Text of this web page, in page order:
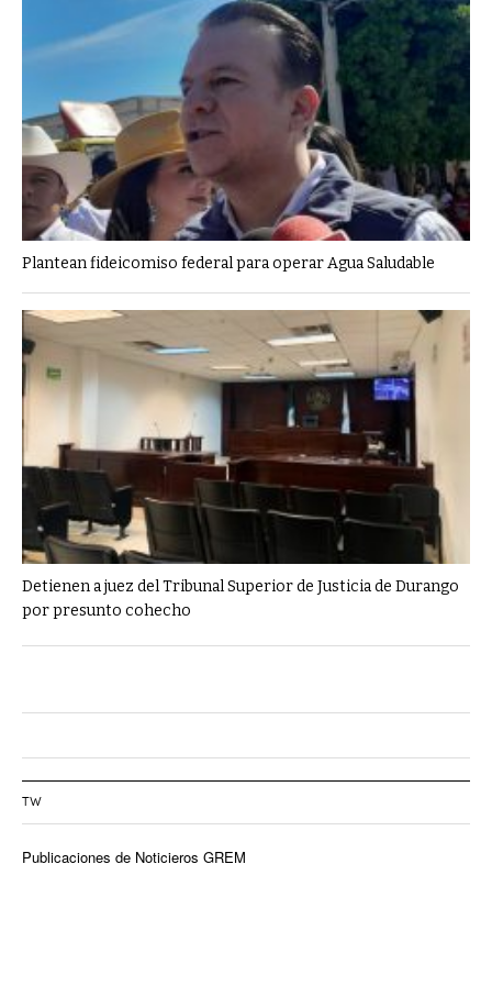
Plantean fideicomiso federal para operar Agua Saludable
Detienen a juez del Tribunal Superior de Justicia de Durango
por presunto cohecho
TW
Publicaciones de Noticieros GREM